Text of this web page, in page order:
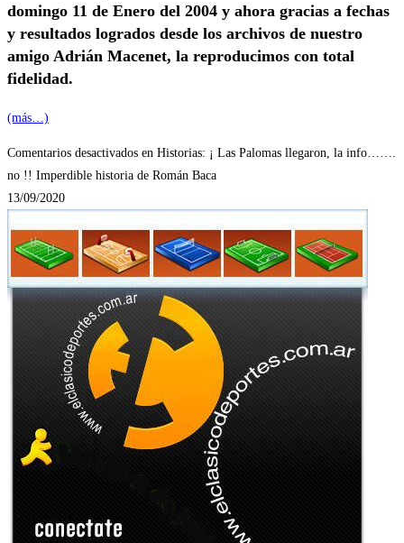
domingo 11 de Enero del 2004 y ahora gracias a fechas
y resultados logrados desde los archivos de nuestro
amigo Adrián Macenet, la reproducimos con total
fidelidad.
(más…)
Comentarios desactivados en Historias: ¡ Las Palomas llegaron, la info…….
no !! Imperdible historia de Román Baca
13/09/2020